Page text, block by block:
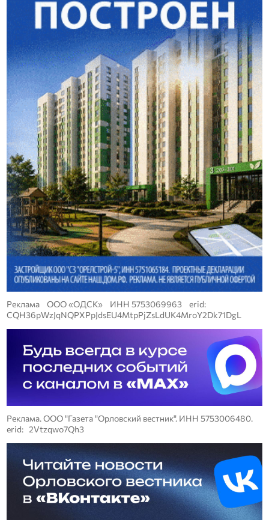
Реклама ООО «ОДСК» ИНН 5753069963 erid:
CQH36pWzJqNQPXPpJdsEU4MtpPjZsLdUK4MroY2Dk71DgL
Реклама. ООО "Газета "Орловский вестник". ИНН 5753006480.
erid: 2Vtzqwo7Qh3